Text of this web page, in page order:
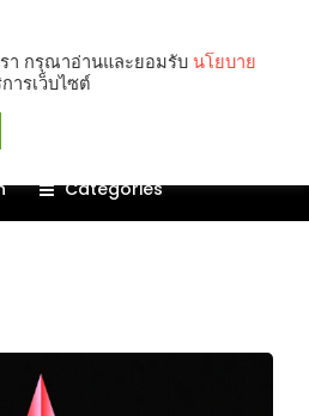
Categories
รา กรุณาอ่านและยอมรับ นโยบาย
ารเว็บไซต์